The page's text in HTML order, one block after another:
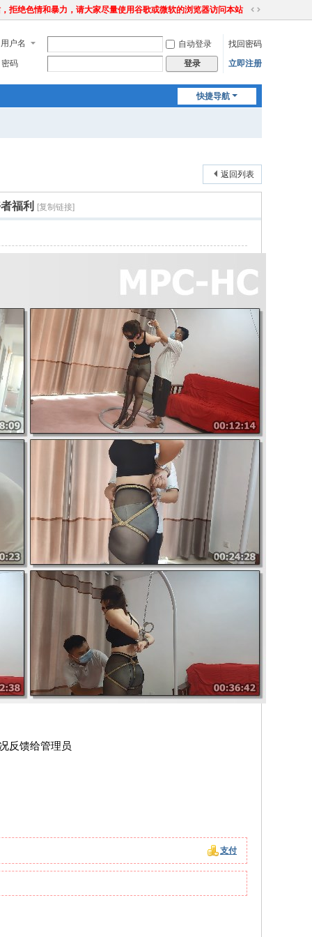
拒绝色情和暴力，请大家尽量使用谷歌或微软的浏览器访问本站
切
到
宽
用户名 自动登录
找回密码
密码
登录 立即注册
快捷导航
返回列表
福利 [复制链接]
反馈给管理员
支付